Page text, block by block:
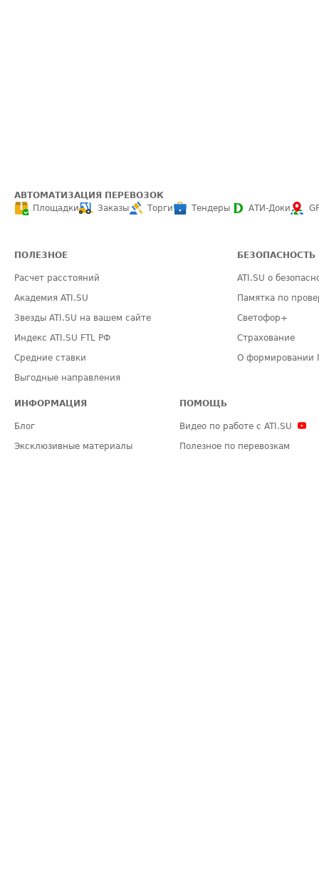
АВТОМАТИЗАЦИЯ ПЕРЕВОЗОК
Площадки
Заказы Торги Тендеры АТИ-Доки
ПОЛЕЗНОЕ
Расчет расстояний
Академия ATI.SU
Звезды ATI.SU на вашем сайте
Индекс ATI.SU FTL РФ
Средние ставки
Выгодные направления
БЕЗОПАСНОСТЬ
ATI.SU о
Памятка по
Светофор+
Страхование
О формировании
ИНФОРМАЦИЯ
Блог
Эксклюзивные материалы
ПОМОЩЬ
Видео по работе с ATI.SU
Полезное по перевозкам